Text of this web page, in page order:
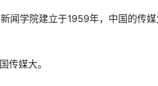
闻学院建立于1959年，中国的传媒
传媒大。